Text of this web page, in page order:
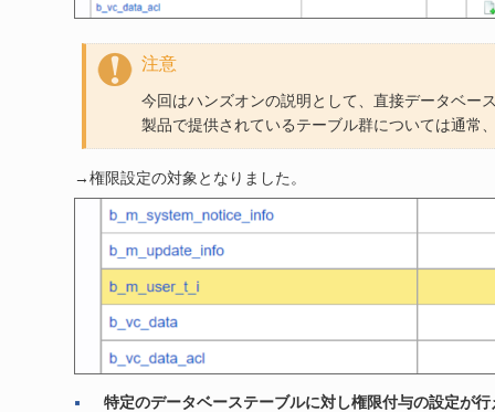
注意
今回はハンズオンの説明として、直接データベー
製品で提供されているテーブル群については通常
→権限設定の対象となりました。
特定のデータベーステーブルに対し権限付与の設定が